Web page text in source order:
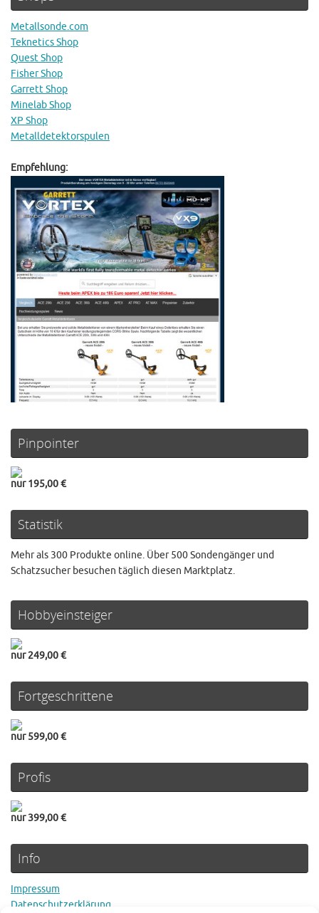
Metallsonde.com
Teknetics Shop
Quest Shop
Fisher Shop
Garrett Shop
Minelab Shop
XP Shop
Metalldetektorspulen
Empfehlung:
Pinpointer
nur 195,00 €
Statistik
Mehr als 300 Produkte online. Über 500 Sondengänger und
Schatzsucher besuchen täglich diesen Marktplatz.
Hobbyeinsteiger
nur 249,00 €
Fortgeschrittene
nur 599,00 €
Profis
nur 399,00 €
Info
Impressum
Datenschutzerklärung